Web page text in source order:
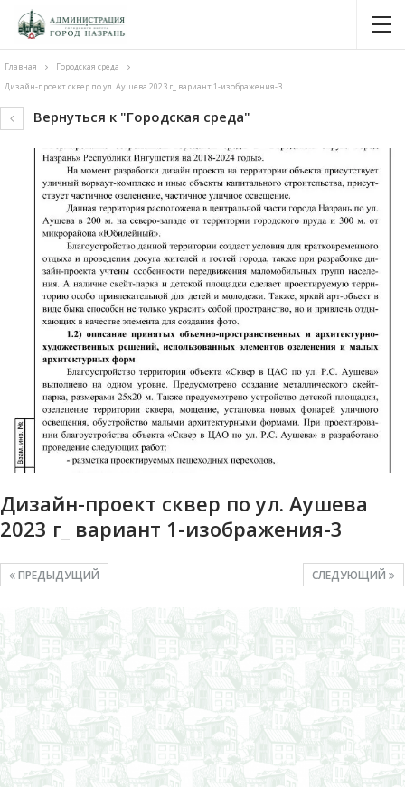
Главная
Городская среда
Дизайн-проект сквер по ул. Аушева 2023 г_ вариант 1-изображения-3
Вернуться к "Городская среда"
Дизайн-проект сквер по ул. Аушева
2023 г_ вариант 1-изображения-3
СЛЕДУЮЩИЙ
ПРЕДЫДУЩИЙ